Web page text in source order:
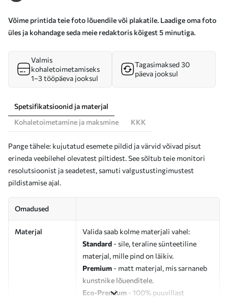
Võime printida teie foto lõuendile või plakatile. Laadige oma foto
üles ja kohandage seda meie redaktoris kõigest 5 minutiga.
Valmis
kohaletoimetamiseks
1–3 tööpäeva jooksul
Tagasimaksed 30
päeva jooksul
Spetsifikatsioonid ja materjal
Kohaletoimetamine ja maksmine
KKK
Pange tähele: kujutatud esemete pildid ja värvid võivad pisut
erineda veebilehel olevatest piltidest. See sõltub teie monitori
resolutsioonist ja seadetest, samuti valgustustingimustest
pildistamise ajal.
Omadused
Materjal
Valida saab kolme materjali vahel:
Standard - sile, teraline sünteetiline
materjal, mille pind on läikiv.
Premium - matt materjal, mis sarnaneb
kunstnike lõuenditele.
Eco-Premium - 100% puuvillast